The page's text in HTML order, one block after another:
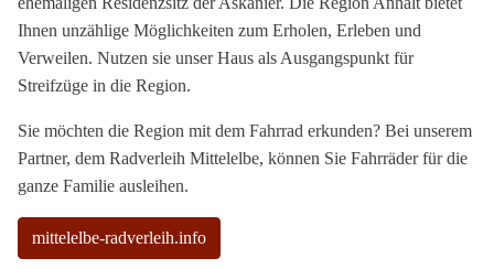
Ihnen unzählige Möglichkeiten zum Erholen, Erleben und
Verweilen. Nutzen sie unser Haus als Ausgangspunkt für
Streifzüge in die Region.
Sie möchten die Region mit dem Fahrrad erkunden? Bei unserem
Partner, dem Radverleih Mittelelbe, können Sie Fahrräder für die
ganze Familie ausleihen.
mittelelbe-radverleih.info